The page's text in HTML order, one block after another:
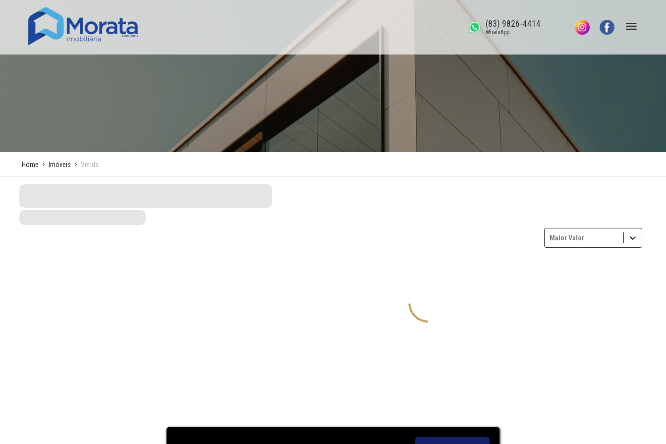
(83) 9826-4414
WhatsApp
Home Imóveis Venda
Maior Valor